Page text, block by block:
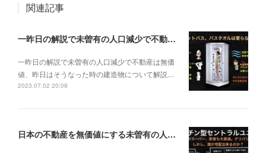
関連記事
一昨日の解説で未曽有の人口減少で不動産は無価値、昨日はそうなった時の建造物について解説、今日からはその設備について解説をして行く。
一昨日の解説で未曽有の人口減少で不動産は無価
値、昨日はそうなった時の建造物について解説…
2023.07.02 20:08
日本の不動産を無価値にする未曽有の人口減少。ではこれからの建築物の構造はどうなるかは既に解説した。今はその内部の内容。その1